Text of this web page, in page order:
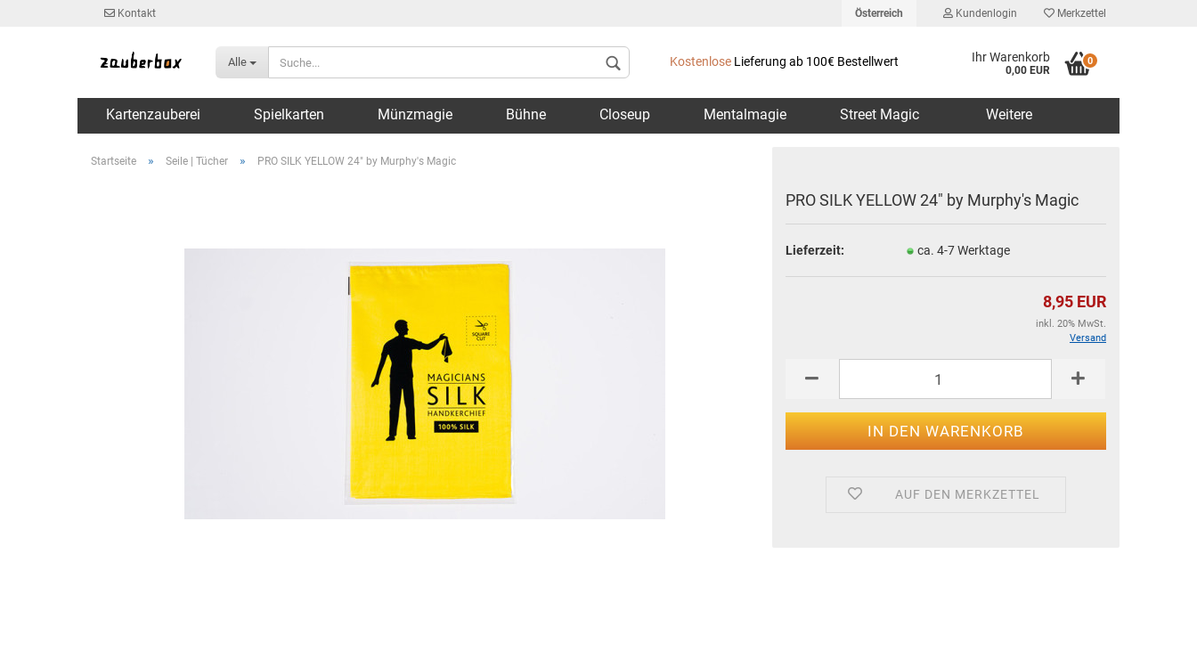
Kontakt Österreich
Lieferland
Kundenlogin
Konto erstellen
Merkzettel
Alle Kostenlose Lieferung ab 100€ Bestellwert Ihr Warenkorb
0,00 EUR
0
Kartenzauberei Spielkarten Münzmagie Bühne Closeup Mentalmagie Street Magic Weitere
Startseite » Seile | Tücher » PRO SILK YELLOW 24" by Murphy's Magic
PRO SILK YELLOW 24" by Murphy's Magic
Lieferzeit: ca. 4-7 Werktage
8,95 EUR
inkl. 20% MwSt.
Versand
AUF DEN MERKZETTEL